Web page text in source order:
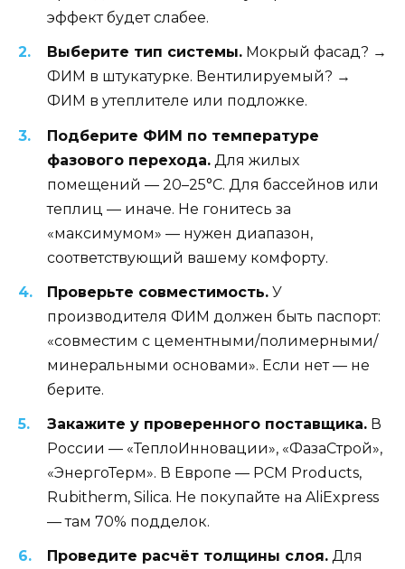
эффект будет слабее.
Выберите тип системы. Мокрый фасад? →
ФИМ в штукатурке. Вентилируемый? →
ФИМ в утеплителе или подложке.
Подберите ФИМ по температуре
фазового перехода. Для жилых
помещений — 20–25°C. Для бассейнов или
теплиц — иначе. Не гонитесь за
«максимумом» — нужен диапазон,
соответствующий вашему комфорту.
Проверьте совместимость. У
производителя ФИМ должен быть паспорт:
«совместим с цементными/полимерными/
минеральными основами». Если нет — не
берите.
Закажите у проверенного поставщика. В
России — «ТеплоИнновации», «ФазаСтрой»,
«ЭнергоТерм». В Европе — PCM Products,
Rubitherm, Silica. Не покупайте на AliExpress
— там 70% подделок.
Проведите расчёт толщины слоя. Для